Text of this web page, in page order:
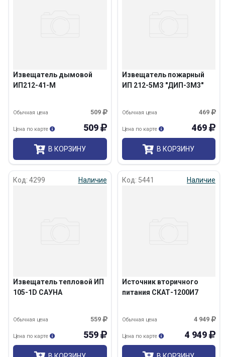
Извещатель дымовой
ИП212-41-М
509
Обычная цена
509
Цена по карте
В КОРЗИНУ
Извещатель пожарный
ИП 212-5МЗ "ДИП-3М3"
469
Обычная цена
469
Цена по карте
В КОРЗИНУ
Код: 4299 Наличие
Извещатель тепловой ИП
105-1D САУНА
559
Обычная цена
559
Цена по карте
Код: 5441 Наличие
Источник вторичного
питания СКАТ-1200И7
4 949
Обычная цена
4 949
Цена по карте